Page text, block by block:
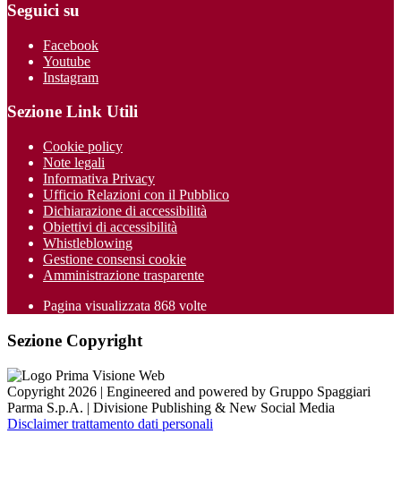
Seguici su
Facebook
Youtube
Instagram
Sezione Link Utili
Cookie policy
Note legali
Informativa Privacy
Ufficio Relazioni con il Pubblico
Dichiarazione di accessibilità
Obiettivi di accessibilità
Whistleblowing
Gestione consensi cookie
Amministrazione trasparente
Pagina visualizzata 868 volte
Sezione Copyright
Copyright 2026 | Engineered and powered by Gruppo Spaggiari
Parma S.p.A. | Divisione Publishing & New Social Media
Disclaimer trattamento dati personali